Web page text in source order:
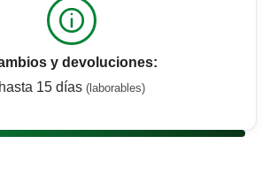
y devoluciones:
hasta 15 días (laborables)